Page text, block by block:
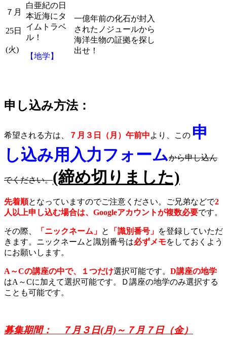
７月
25日
(火)
白亜紀の日
本近海にタ
イムトラベ
ル！
【地学】
一億年前の化石が封入
されたノジュールから
海洋生物の証拠を探し
出せ！
申し込み方法：
希望される方は、 ７月３日（月）午前中より、この 申
し込み用入力フォームから申し込ん
でください。(締め切りました)
先着順となっていますのでご注意ください。ご兄弟などで2
人以上申し込む場合は、Googleアカウントが複数必要です。
その際、 「ニックネーム」 と 「識別番号」 を登録していただ
きます。ニックネームと識別番号は必ずメモをしておくよう
にお願いします。
A～Cの講座の中で、１つだけ選択可能です。 D講座の地学
はA～Cに加えて選択可能です。Ｄ講座の地学のみ選択する
ことも可能です。
募集期間： ７月３日(月)～７月７日（金）